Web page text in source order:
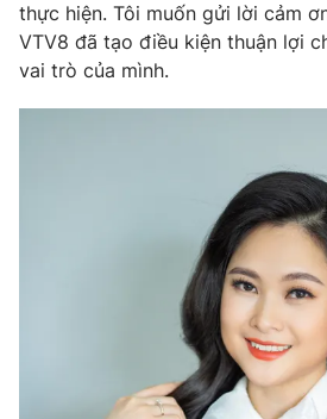
Emagazine
VTV
Bất
Tấm
thực hiện. Tôi muốn gửi lời cảm
VTV8 đã tạo điều kiện thuận lợi
vai trò của mình.